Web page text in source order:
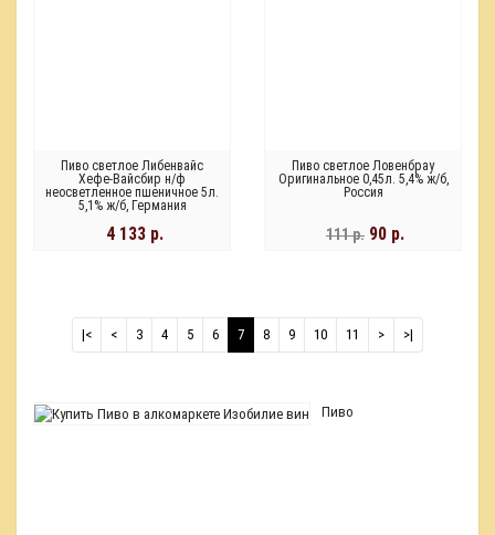
Пиво светлое Либенвайс
Хефе-Вайсбир н/ф
неосветленное пшеничное 5л.
5,1% ж/б, Германия
4 133 р.
Пиво светлое Ловенбрау
Оригинальное 0,45л. 5,4% ж/б,
Россия
111 р. 90 р.
|< < 3 4 5 6 7 8 9 10 11 > >|
Пиво